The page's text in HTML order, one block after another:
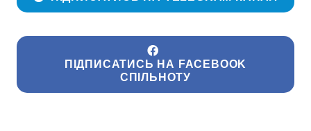
ПІДПИСАТИСЬ НА FACEBOOK
СПІЛЬНОТУ